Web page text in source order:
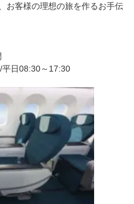
お客様の理想の旅を作るお手伝
平日08:30～17:30